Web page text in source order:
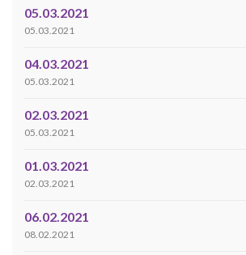
05.03.2021
05.03.2021
04.03.2021
05.03.2021
02.03.2021
05.03.2021
01.03.2021
02.03.2021
06.02.2021
08.02.2021